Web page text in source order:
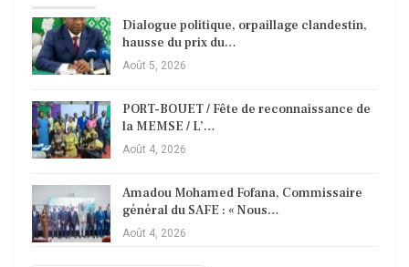
Dialogue politique, orpaillage clandestin,
hausse du prix du…
Août 5, 2026
PORT-BOUET / Fête de reconnaissance de
la MEMSE / L’…
Août 4, 2026
Amadou Mohamed Fofana, Commissaire
général du SAFE : « Nous…
Août 4, 2026